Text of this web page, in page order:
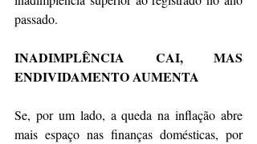
passado.
INADIMPLÊNCIA CAI, MAS
ENDIVIDAMENTO AUMENTA
Se, por um lado, a queda na inflação abre
mais espaço nas finanças domésticas, por